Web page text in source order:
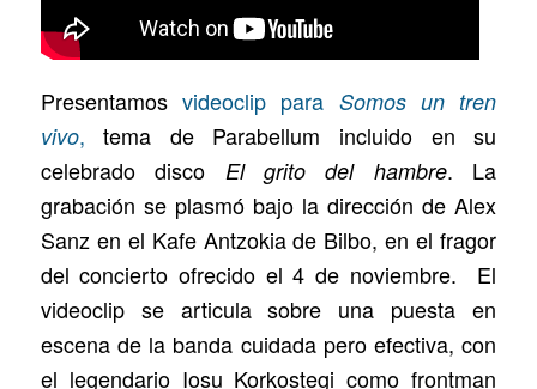
Presentamos videoclip para Somos un tren
vivo, tema de Parabellum incluido en su
celebrado disco El grito del hambre. La
grabación se plasmó bajo la dirección de Alex
Sanz en el Kafe Antzokia de Bilbo, en el fragor
del concierto ofrecido el 4 de noviembre. El
videoclip se articula sobre una puesta en
escena de la banda cuidada pero efectiva, con
el legendario Iosu Korkostegi como frontman